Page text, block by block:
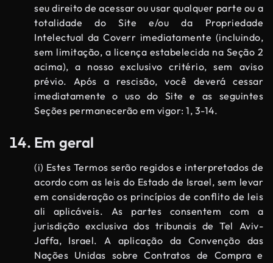
seu direito de acessar ou usar qualquer parte ou a
totalidade do Site e/ou da Propriedade
Intelectual da Coverr imediatamente (incluindo,
sem limitação, a licença estabelecida na Seção 2
acima), a nosso exclusivo critério, sem aviso
prévio. Após a rescisão, você deverá cessar
imediatamente o uso do Site e as seguintes
Seções permanecerão em vigor: 1, 3-14.
Em geral
(i) Estes Termos serão regidos e interpretados de
acordo com as leis do Estado de Israel, sem levar
em consideração os princípios de conflito de leis
ali aplicáveis. As partes consentem com a
jurisdição exclusiva dos tribunais de Tel Aviv-
Jaffa, Israel. A aplicação da Convenção das
Nações Unidas sobre Contratos de Compra e